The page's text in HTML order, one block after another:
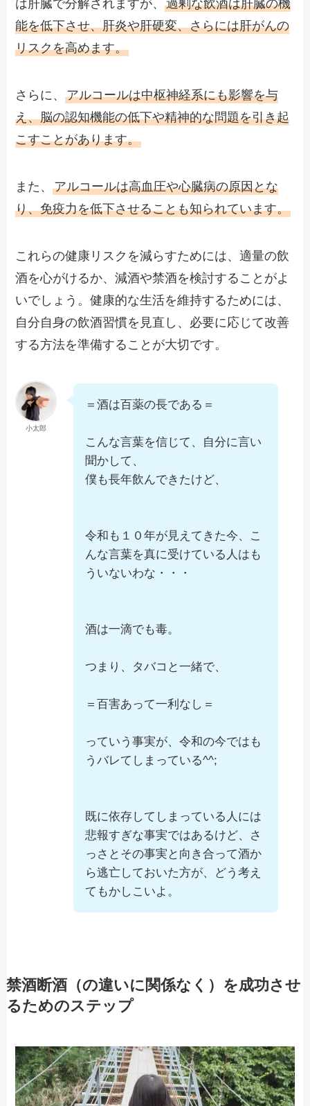
は肝臓で分解されますが、過剰な飲酒は肝臓の機
能を低下させ、肝炎や肝硬変、さらには肝がんの
リスクを高めます。
さらに、アルコールは中枢神経系にも影響を与
え、脳の認知機能の低下や精神的な問題を引き起
こすことがあります。
また、アルコールは高血圧や心臓病の原因とな
り、免疫力を低下させることも知られています。
これらの健康リスクを減らすためには、適量の飲
酒を心がけるか、減酒や禁酒を検討することがよ
いでしょう。健康的な生活を維持するためには、
自分自身の飲酒習慣を見直し、必要に応じて改善
する方法を準備することが大切です。
小太郎
＝酒は百薬の長である＝
こんな言葉を信じて、自分に言い
聞かして、
僕も長年飲んできたけど、
令和も１０年が見えてきた今、こ
んな言葉を真に受けている人はも
ういないわな・・・
酒は一滴でも毒。
つまり、タバコと一緒で、
＝百害あって一利なし＝
っていう事実が、令和の今ではも
うバレてしまっている^^;
既に依存してしまっている人には
悲報すぎな事実ではあるけど、さ
っさとその事実と向き合って酒か
ら逃亡しておいた方が、どう考え
てもかしこいよ。
禁酒断酒（の違いに関係なく）を成功させ
るためのステップ